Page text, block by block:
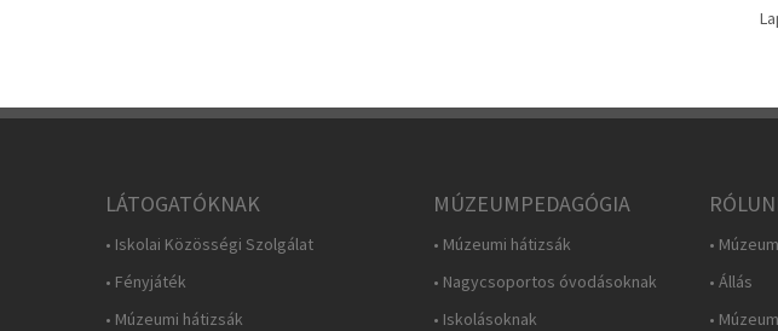
LÁTOGATÓKNAK
• Iskolai Közösségi Szolgálat
• Fényjáték
• Múzeumi hátizsák
MÚZEUMPEDAGÓGIA
• Múzeumi hátizsák
• Nagycsoportos óvodásoknak
• Iskolásoknak
•
• Állás
•